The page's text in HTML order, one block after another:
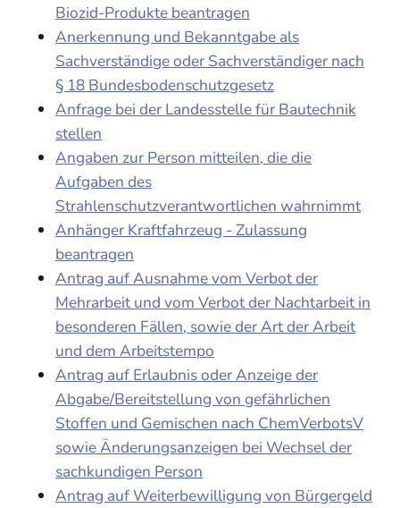
Biozid-Produkte beantragen
Anerkennung und Bekanntgabe als
Sachverständige oder Sachverständiger nach
§ 18 Bundesbodenschutzgesetz
Anfrage bei der Landesstelle für Bautechnik
stellen
Angaben zur Person mitteilen, die die
Aufgaben des
Strahlenschutzverantwortlichen wahrnimmt
Anhänger Kraftfahrzeug - Zulassung
beantragen
Antrag auf Ausnahme vom Verbot der
Mehrarbeit und vom Verbot der Nachtarbeit in
besonderen Fällen, sowie der Art der Arbeit
und dem Arbeitstempo
Antrag auf Erlaubnis oder Anzeige der
Abgabe/Bereitstellung von gefährlichen
Stoffen und Gemischen nach ChemVerbotsV
sowie Änderungsanzeigen bei Wechsel der
sachkundigen Person
Antrag auf Weiterbewilligung von Bürgergeld